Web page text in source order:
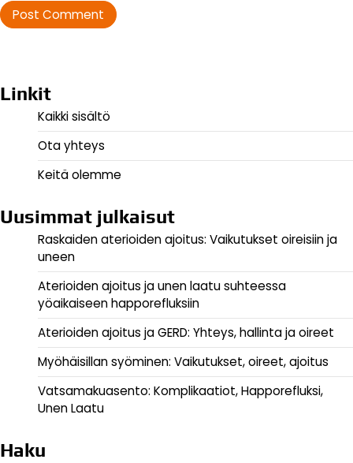
Linkit
Kaikki sisältö
Ota yhteys
Keitä olemme
Uusimmat julkaisut
Raskaiden aterioiden ajoitus: Vaikutukset oireisiin ja
uneen
Aterioiden ajoitus ja unen laatu suhteessa
yöaikaiseen happorefluksiin
Aterioiden ajoitus ja GERD: Yhteys, hallinta ja oireet
Myöhäisillan syöminen: Vaikutukset, oireet, ajoitus
Vatsamakuasento: Komplikaatiot, Happorefluksi,
Unen Laatu
Haku